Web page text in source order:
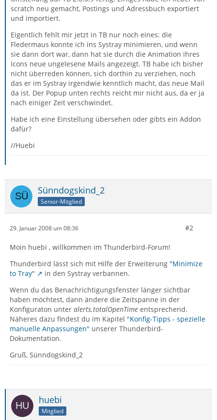
scratch neu gemacht, Postings und Adressbuch exportiert
und importiert.
Eigentlich fehlt mir jetzt in TB nur noch eines: die
Fledermaus konnte ich ins Systray minimieren, und wenn
sie dann dort war, dann hat sie durch die Animation ihres
Icons neue ungelesene Mails angezeigt. TB habe ich bisher
nicht überreden können, sich dorthin zu verziehen, noch
das er im Systray irgendwie kenntlich macht, das neue Mail
da ist. Der Popup unten rechts reicht mir nicht aus, da er ja
nach einiger Zeit verschwindet.
Habe ich eine Einstellung übersehen oder gibts ein Addon
dafür?
//Huebi
Sünndogskind_2
Senior-Mitglied
29. Januar 2008 um 08:36 #2
Moin huebi , willkommen im Thunderbird-Forum!
Thunderbird lässt sich mit Hilfe der Erweiterung "Minimize
to Tray"
in den Systray verbannen.
Wenn du das Benachrichtigungsfenster länger sichtbar
haben möchtest, dann ändere die Zeitspanne in der
Konfiguraton unter alerts.totalOpenTime entsprechend.
Näheres dazu findest du im Kapitel "Konfig-Tipps - spezielle
manuelle Anpassungen" unserer Thunderbird-
Dokumentation.
Gruß, Sünndogskind_2
huebi
Mitglied